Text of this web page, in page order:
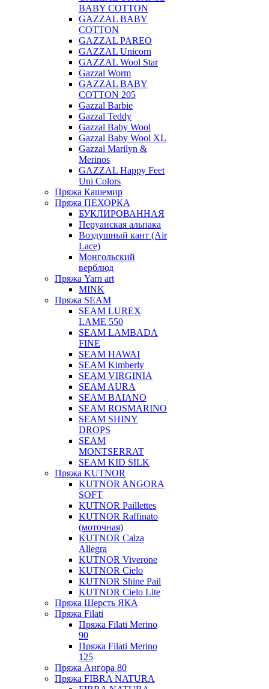
BABY COTTON
GAZZAL BABY
COTTON
GAZZAL PAREO
GAZZAL Unicorn
GAZZAL Wool Star
Gazzal Worm
GAZZAL BABY
COTTON 205
Gazzal Barbie
Gazzal Teddy
Gazzal Baby Wool
Gazzal Baby Wool XL
Gazzal Marilyn &
Merinos
GAZZAL Happy Feet
Uni Colors
Пряжа Кашемир
Пряжа ПЕХОРКА
БУКЛИРОВАННАЯ
Перуанская альпака
Воздушный кант (Air
Lace)
Монгольский
верблюд
Пряжа Yarn art
MINK
Пряжа SEAM
SEAM LUREX
LAME 550
SEAM LAMBADA
FINE
SEAM HAWAI
SEAM Kimberly
SEAM VIRGINIA
SEAM AURA
SEAM BAIANO
SEAM ROSMARINO
SEAM SHINY
DROPS
SEAM
MONTSERRAT
SEAM KID SILK
Пряжа KUTNOR
KUTNOR ANGORA
SOFT
KUTNOR Paillettes
KUTNOR Raffinato
(моточная)
KUTNOR Calza
Allegra
KUTNOR Viverone
KUTNOR Cielo
KUTNOR Shine Pail
KUTNOR Cielo Lite
Пряжа Шерсть ЯКА
Пряжа Filati
Пряжа Filati Merino
90
Пряжа Filati Merino
125
Пряжа Ангора 80
Пряжа FIBRA NATURA